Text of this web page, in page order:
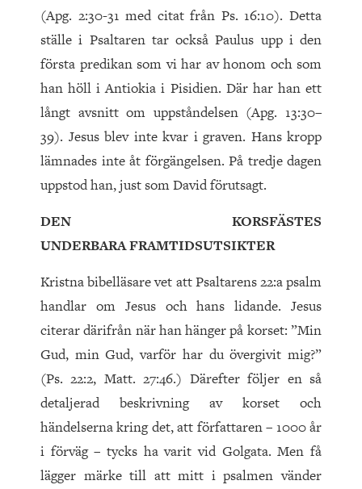
(Apg. 2:30-31 med citat från Ps. 16:10). Detta
ställe i Psaltaren tar också Paulus upp i den
första predikan som vi har av honom och som
han höll i Antiokia i Pisidien. Där har han ett
långt avsnitt om uppståndelsen (Apg. 13:30–
39). Jesus blev inte kvar i graven. Hans kropp
lämnades inte åt förgängelsen. På tredje dagen
uppstod han, just som David förutsagt.
DEN KORSFÄSTES
UNDERBARA FRAMTIDSUTSIKTER
Kristna bibelläsare vet att Psaltarens 22:a psalm
handlar om Jesus och hans lidande. Jesus
citerar därifrån när han hänger på korset: ”Min
Gud, min Gud, varför har du övergivit mig?”
(Ps. 22:2, Matt. 27:46.) Därefter följer en så
detaljerad beskrivning av korset och
händelserna kring det, att författaren – 1000 år
i förväg – tycks ha varit vid Golgata. Men få
lägger märke till att mitt i psalmen vänder